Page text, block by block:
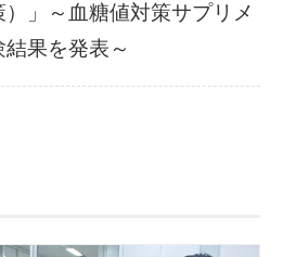
」～血糖値対策サプリメ
果を発表～